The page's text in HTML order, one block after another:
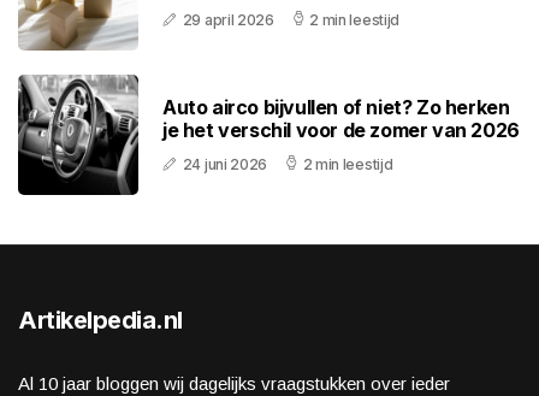
29 april 2026 2 min leestijd
Auto airco bijvullen of niet? Zo herken
je het verschil voor de zomer van 2026
24 juni 2026 2 min leestijd
Artikelpedia.nl
Al 10 jaar bloggen wij dagelijks vraagstukken over ieder